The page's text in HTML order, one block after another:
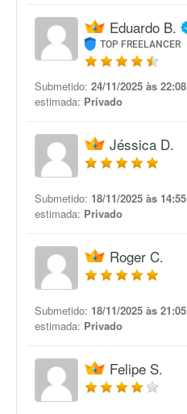
Eduardo B.
TOP FREELANCER
Submetido: 24/11/2025 às 22:08
estimada: Privado
Jéssica D.
Submetido: 18/11/2025 às 14:55
estimada: Privado
Roger C.
Submetido: 18/11/2025 às 21:05
estimada: Privado
Felipe S.